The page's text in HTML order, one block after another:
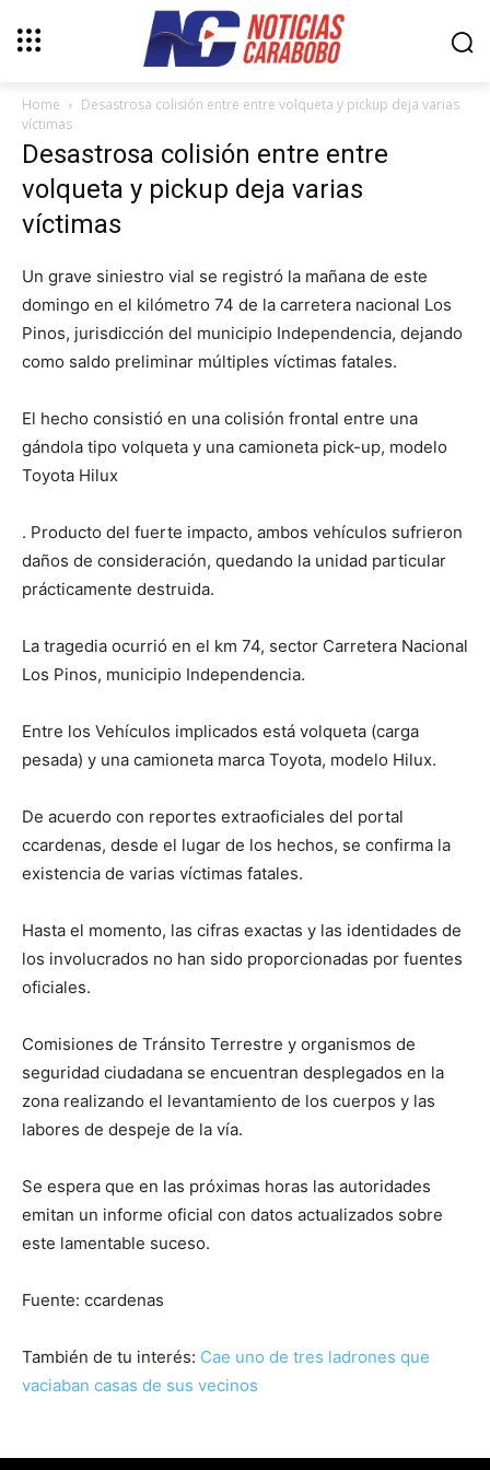
Home
Desastrosa colisión entre entre volqueta y pickup deja varias
víctimas
Desastrosa colisión entre entre
volqueta y pickup deja varias
víctimas
Un grave siniestro vial se registró la mañana de este
domingo en el kilómetro 74 de la carretera nacional Los
Pinos, jurisdicción del municipio Independencia, dejando
como saldo preliminar múltiples víctimas fatales.
El hecho consistió en una colisión frontal entre una
gándola tipo volqueta y una camioneta pick-up, modelo
Toyota Hilux
. Producto del fuerte impacto, ambos vehículos sufrieron
daños de consideración, quedando la unidad particular
prácticamente destruida.
La tragedia ocurrió en el km 74, sector Carretera Nacional
Los Pinos, municipio Independencia.
Entre los Vehículos implicados está volqueta (carga
pesada) y una camioneta marca Toyota, modelo Hilux.
De acuerdo con reportes extraoficiales del portal
ccardenas, desde el lugar de los hechos, se confirma la
existencia de varias víctimas fatales.
Hasta el momento, las cifras exactas y las identidades de
los involucrados no han sido proporcionadas por fuentes
oficiales.
Comisiones de Tránsito Terrestre y organismos de
seguridad ciudadana se encuentran desplegados en la
zona realizando el levantamiento de los cuerpos y las
labores de despeje de la vía.
Se espera que en las próximas horas las autoridades
emitan un informe oficial con datos actualizados sobre
este lamentable suceso.
Fuente: ccardenas
También de tu interés: Cae uno de tres ladrones que
vaciaban casas de sus vecinos